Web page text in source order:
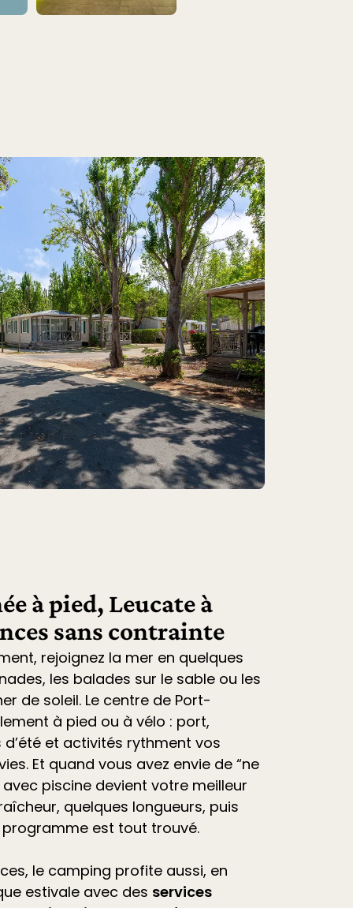
à pied, Leucate à
sans contrainte
rejoignez la mer en quelques
les balades sur le sable ou les
de soleil. Le centre de Port-
à pied ou à vélo : port,
et activités rythment vos
Et quand vous avez envie de “ne
piscine devient votre meilleur
quelques longueurs, puis
est tout trouvé.
le camping profite aussi, en
estivale avec des services